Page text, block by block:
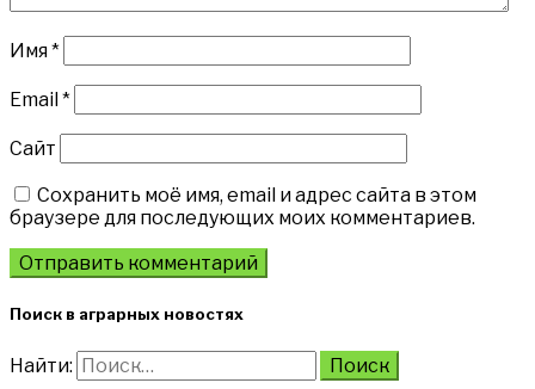
Имя*
Email *
Сайт
Сохранить моё имя, email и адрес сайта в этом
браузере для последующих моих комментариев.
Поиск в аграрных новостях
Найти: